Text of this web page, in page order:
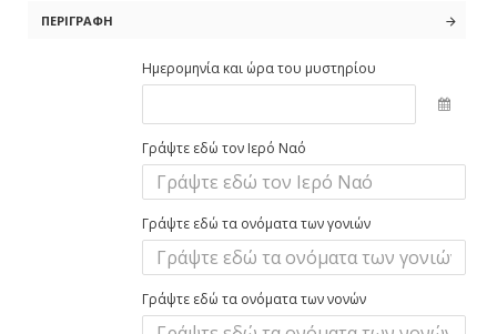
ΠΕΡΙΓΡΑΦΉ
Ημερομηνία και ώρα του μυστηρίου
Γράψτε εδώ τον Ιερό Ναό
Γράψτε εδώ τα ονόματα των γονιών
Γράψτε εδώ τα ονόματα των νονών